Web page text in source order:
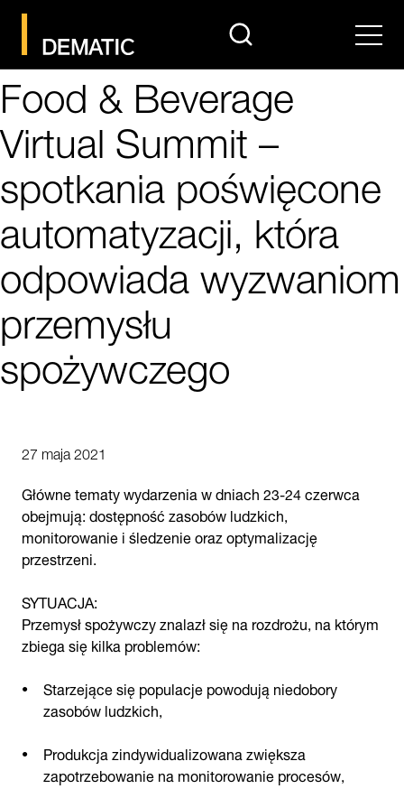
search Menu
Food & Beverage
Virtual Summit –
spotkania poświęcone
automatyzacji, która
odpowiada wyzwaniom
przemysłu
spożywczego
27 maja 2021
Główne tematy wydarzenia w dniach 23-24 czerwca
obejmują: dostępność zasobów ludzkich,
monitorowanie i śledzenie oraz optymalizację
przestrzeni.
SYTUACJA:
Przemysł spożywczy znalazł się na rozdrożu, na którym
zbiega się kilka problemów:
Starzejące się populacje powodują niedobory
zasobów ludzkich,
Produkcja zindywidualizowana zwiększa
zapotrzebowanie na monitorowanie procesów,